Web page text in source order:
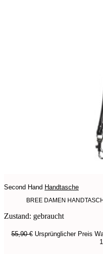
Second Hand Handtasche
BREE DAMEN
Zustand: gebraucht
55,90€ Ursprünglicher Preis